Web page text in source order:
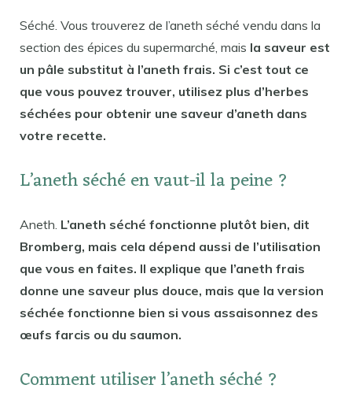
Séché. Vous trouverez de l’aneth séché vendu dans la
section des épices du supermarché, mais la saveur est
un pâle substitut à l’aneth frais. Si c’est tout ce
que vous pouvez trouver, utilisez plus d’herbes
séchées pour obtenir une saveur d’aneth dans
votre recette.
L’aneth séché en vaut-il la peine ?
Aneth. L’aneth séché fonctionne plutôt bien, dit
Bromberg, mais cela dépend aussi de l’utilisation
que vous en faites. Il explique que l’aneth frais
donne une saveur plus douce, mais que la version
séchée fonctionne bien si vous assaisonnez des
œufs farcis ou du saumon.
Comment utiliser l’aneth séché ?